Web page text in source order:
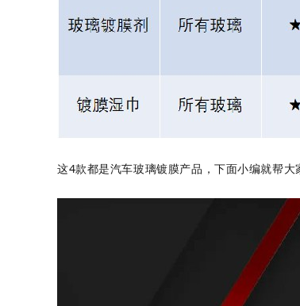
这4款都是汽车玻璃镀膜产品，下面小编就帮大